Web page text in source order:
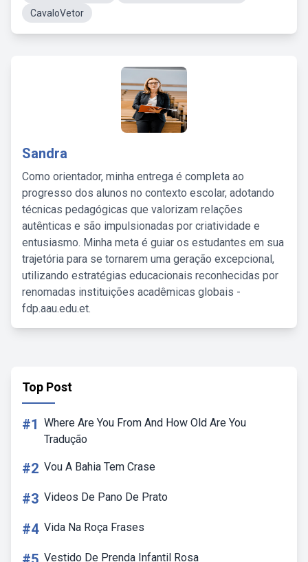
CavaloVetor
Sandra
Como orientador, minha entrega é completa ao
progresso dos alunos no contexto escolar, adotando
técnicas pedagógicas que valorizam relações
autênticas e são impulsionadas por criatividade e
entusiasmo. Minha meta é guiar os estudantes em sua
trajetória para se tornarem uma geração excepcional,
utilizando estratégias educacionais reconhecidas por
renomadas instituições acadêmicas globais -
fdp.aau.edu.et.
Top Post
#1 Where Are You From And How Old Are You
Tradução
#2 Vou A Bahia Tem Crase
#3 Videos De Pano De Prato
#4 Vida Na Roça Frases
Vestido De Prenda Infantil Rosa